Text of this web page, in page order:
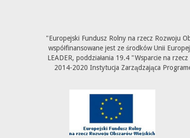
"Europejski Fundusz Rolny na rzecz Rozwoju
współfinansowane jest ze środków Unii
LEADER, poddziałania 19.4 "Wsparcie na
2014-2020 Instytucja Zarządzająca